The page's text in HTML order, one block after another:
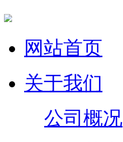
网站首页
关于我们
公司概况